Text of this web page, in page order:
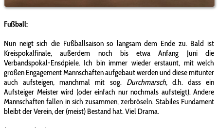
Fußball:
Nun neigt sich die Fußballsaison so langsam dem Ende zu. Bald ist
Kreispokalfinale, außerdem noch bis etwa Anfang Juni die
Verbandspokal-Ensdpiele. Ich bin immer wieder erstaunt, mit welch
großen Engagement Mannschaften aufgebaut werden und diese mitunter
auch aufsteigen, manchmal mit sog. Durchmarsch, d.h. dass ein
Aufsteiger Meister wird (oder einfach nur nochmals aufsteigt). Andere
Mannschaften fallen in sich zusammen, zerbröseln. Stabiles Fundament
bleibt der Verein, der (meist) Bestand hat. Viel Drama.